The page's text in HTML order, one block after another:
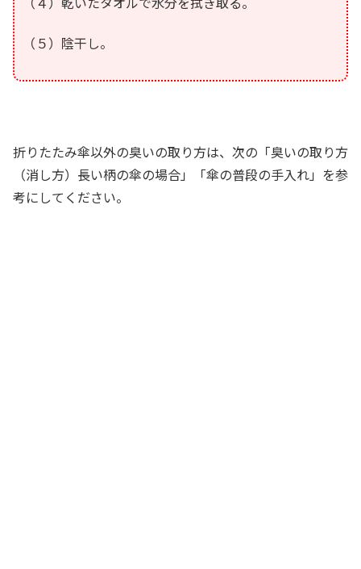
（５）陰干し。
折りたたみ傘以外の臭いの取り方は、次の「臭いの取り方
（消し方）長い柄の傘の場合」「傘の普段の手入れ」を参
考にしてください。